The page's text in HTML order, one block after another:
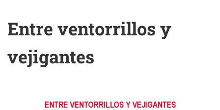
Entre ventorrillos y
vejigantes